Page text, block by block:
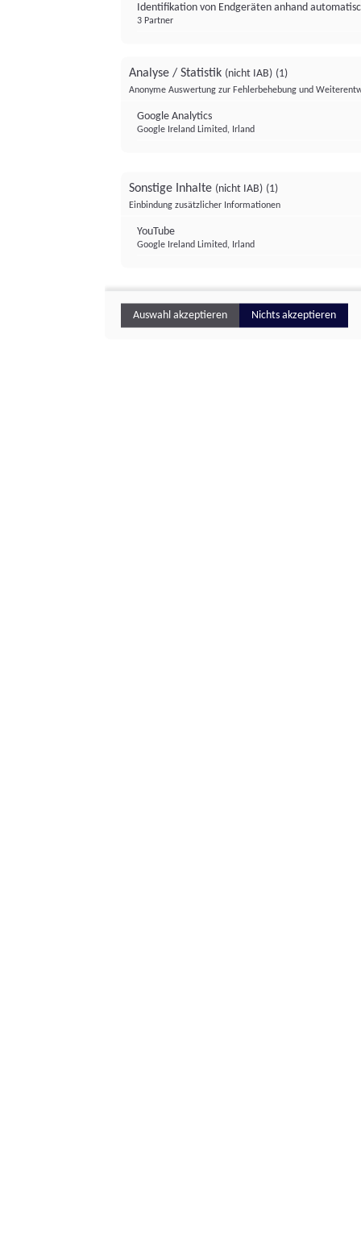
Identifikation von Endgeräten anhand
3 Partner
Analyse / Statistik (nicht IAB) (1)
Anonyme Auswertung zur Fehlerbehebung und
Google Analytics
Google Ireland Limited, Irland
Sonstige Inhalte (nicht IAB) (1)
Einbindung zusätzlicher Informationen
YouTube
Google Ireland Limited, Irland
Auswahl akzeptieren Nichts akzeptieren